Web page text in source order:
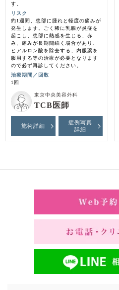
す。
リスク
約1週間、患部に腫れと軽度の痛みが
発生します。ごく稀に乳腺が炎症を
起こし、患部に熱感を生じる、赤
み、痛みが長期間続く場合があり、
ヒアルロン酸を除去する、内服薬を
服用する等の治療が必要となります
ので必ず再診してください。
治療期間／回数
1回
東京中央美容外科
TCB医師
施術詳細
症例写真
詳細